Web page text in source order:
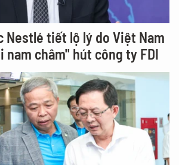
Nestlé tiết lộ lý do Việt Nam
châm" hút công ty FDI